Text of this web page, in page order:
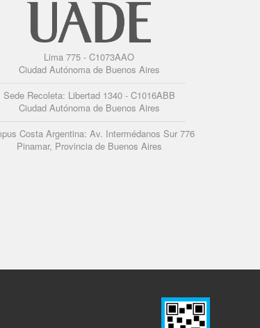
Lima 775 - C1073AAO
Ciudad Autónoma de Buenos Aires
Sede Recoleta: Libertad 1340 - C1016ABB
Ciudad Autónoma de Buenos Aires
Costa Argentina: Av. Intermédanos Sur 776
Pinamar, Provincia de Buenos Aires